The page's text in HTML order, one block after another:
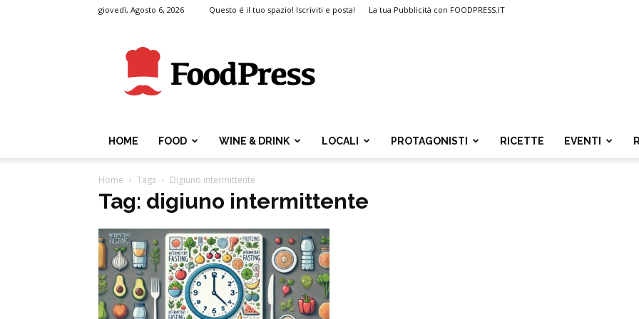
giovedì, Agosto 6, 2026 Questo é il tuo spazio! Iscriviti e posta! La tua Pubblicità con FOODPRESS.IT
FoodPress
HOME FOOD WINE & DRINK LOCALI PROTAGONISTI RICETTE EVENTI
Home Tags Digiuno intermittente
Tag: digiuno intermittente